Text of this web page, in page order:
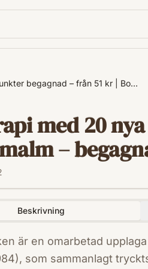
begagnad – från 51 kr | Bo…
med 20
–
Beskrivning
är en omarbetad
som sammanlagt